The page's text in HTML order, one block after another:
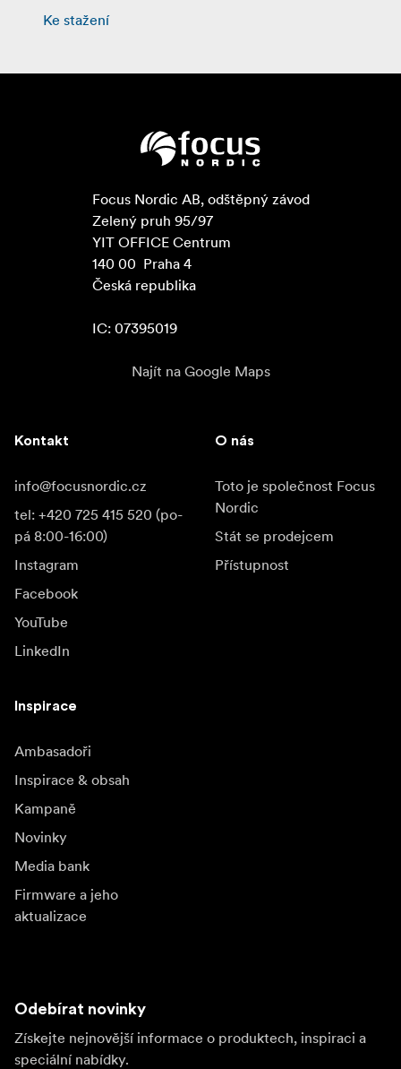
Ke stažení
Focus Nordic AB, odštěpný závod
Zelený pruh 95/97
YIT OFFICE Centrum
140 00  Praha 4
Česká republika
IC: 07395019
Najít na Google Maps
Kontakt
info@focusnordic.cz
tel: +420 725 415 520 (po-
pá 8:00-16:00)
Instagram
Facebook
YouTube
LinkedIn
O nás
Toto je společnost Focus
Nordic
Stát se prodejcem
Přístupnost
Inspirace
Ambasadoři
Inspirace & obsah
Kampaně
Novinky
Media bank
Firmware a jeho
aktualizace
Odebírat novinky
Získejte nejnovější informace o produktech, inspiraci a
speciální nabídky.